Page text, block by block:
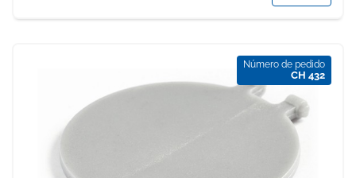
Número de pedido
CH 432